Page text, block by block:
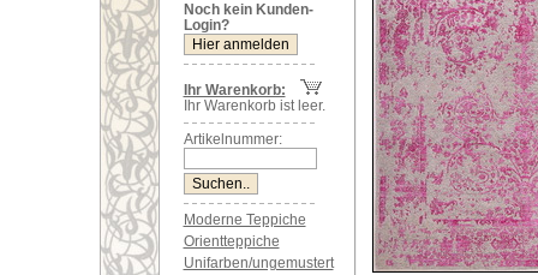
Noch kein Kunden-
Login?
Ihr Warenkorb:
Ihr Warenkorb ist leer.
Artikelnummer:
Moderne Teppiche
Orientteppiche
Unifarben/ungemustert